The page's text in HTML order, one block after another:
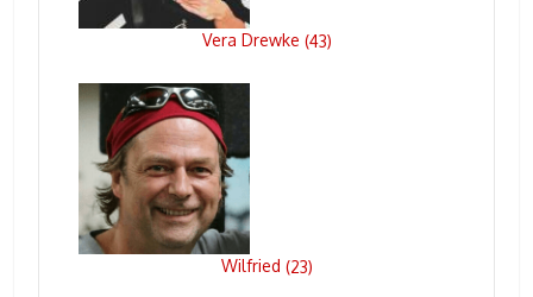
Vera Drewke (43)
Wilfried (23)